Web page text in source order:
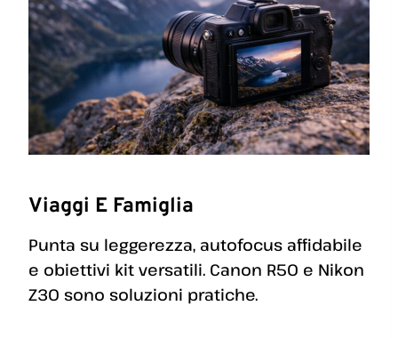
Viaggi E Famiglia
Punta su leggerezza, autofocus affidabile
e obiettivi kit versatili. Canon R50 e Nikon
Z30 sono soluzioni pratiche.